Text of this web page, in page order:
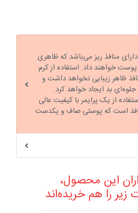
منافذ ریز می‌باشد که ظاهری
خواهند داد. استفاده از کرم
ظاهر زیبایی نخواهد داشت و
بد ایجاد خواهد کرد.
از یک پرایمر با کیفیت عالی
است که پوستی صاف و یکدست
این محصول،
را هم خریده‌اند